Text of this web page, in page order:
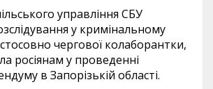
управління СБУ
у кримінальному
чергової колаборантки,
росіянам у проведенні
в Запорізькій області.